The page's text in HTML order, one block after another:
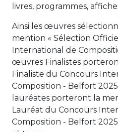
livres, programmes,
Ainsi les œuvres
mention « Sélection
International de
œuvres Finalistes
Finaliste du Concours
Composition - Belfort
lauréates porteront la
Lauréat du Concours
Composition - Belfort